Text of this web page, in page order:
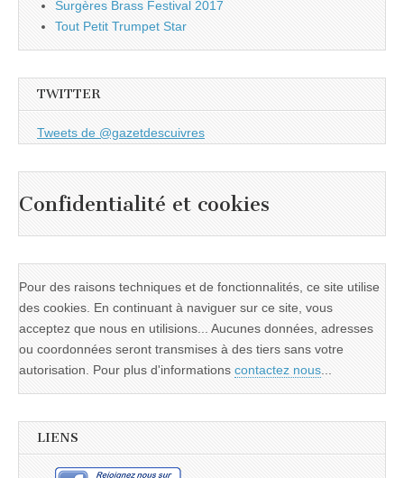
Surgères Brass Festival 2017
Tout Petit Trumpet Star
TWITTER
Tweets de @gazetdescuivres
Confidentialité et cookies
Pour des raisons techniques et de fonctionnalités, ce site utilise
des cookies. En continuant à naviguer sur ce site, vous
acceptez que nous en utilisions... Aucunes données, adresses
ou coordonnées seront transmises à des tiers sans votre
autorisation. Pour plus d'informations contactez nous
LIENS